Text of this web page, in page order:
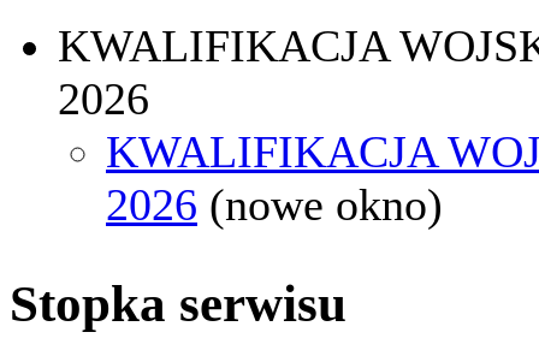
KWALIFIKACJA
2026
KWALIFIKACJA
2026 (nowe okno)
Stopka serwisu